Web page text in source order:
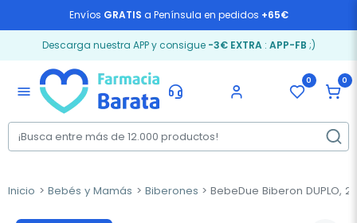
Envíos GRATIS a Península en pedidos +65€
Descarga nuestra APP y consigue -3€ EXTRA: APP-FB ;)
menu
0 0
Inicio Bebés y Mamás Biberones BebeDue Biberon DUPLO, 2